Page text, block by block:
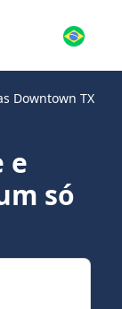
Downtown TX
e
só